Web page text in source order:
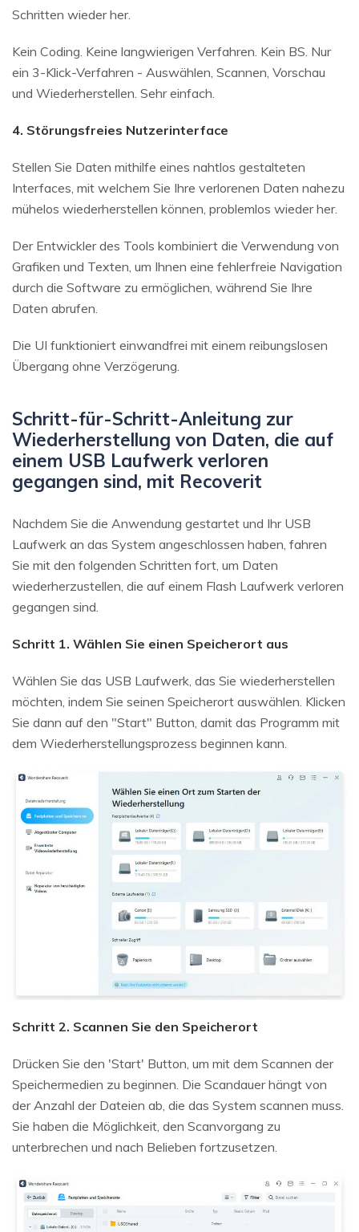
Schritten wieder her.
Kein Coding. Keine langwierigen Verfahren. Kein BS. Nur
ein 3-Klick-Verfahren - Auswählen, Scannen, Vorschau
und Wiederherstellen. Sehr einfach.
4. Störungsfreies Nutzerinterface
Stellen Sie Daten mithilfe eines nahtlos gestalteten
Interfaces, mit welchem Sie Ihre verlorenen Daten nahezu
mühelos wiederherstellen können, problemlos wieder her.
Der Entwickler des Tools kombiniert die Verwendung von
Grafiken und Texten, um Ihnen eine fehlerfreie Navigation
durch die Software zu ermöglichen, während Sie Ihre
Daten abrufen.
Die UI funktioniert einwandfrei mit einem reibungslosen
Übergang ohne Verzögerung.
Schritt-für-Schritt-Anleitung zur
Wiederherstellung von Daten, die auf
einem USB Laufwerk verloren
gegangen sind, mit Recoverit
Nachdem Sie die Anwendung gestartet und Ihr USB
Laufwerk an das System angeschlossen haben, fahren
Sie mit den folgenden Schritten fort, um Daten
wiederherzustellen, die auf einem Flash Laufwerk verloren
gegangen sind.
Schritt 1. Wählen Sie einen Speicherort aus
Wählen Sie das USB Laufwerk, das Sie wiederherstellen
möchten, indem Sie seinen Speicherort auswählen. Klicken
Sie dann auf den "Start" Button, damit das Programm mit
dem Wiederherstellungsprozess beginnen kann.
Schritt 2. Scannen Sie den Speicherort
Drücken Sie den 'Start' Button, um mit dem Scannen der
Speichermedien zu beginnen. Die Scandauer hängt von
der Anzahl der Dateien ab, die das System scannen muss.
Sie haben die Möglichkeit, den Scanvorgang zu
unterbrechen und nach Belieben fortzusetzen.